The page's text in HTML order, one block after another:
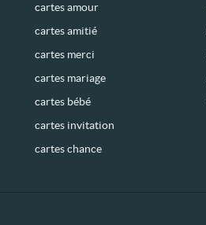
cartes amour
cartes amitié
cartes merci
cartes mariage
cartes bébé
cartes invitation
cartes chance